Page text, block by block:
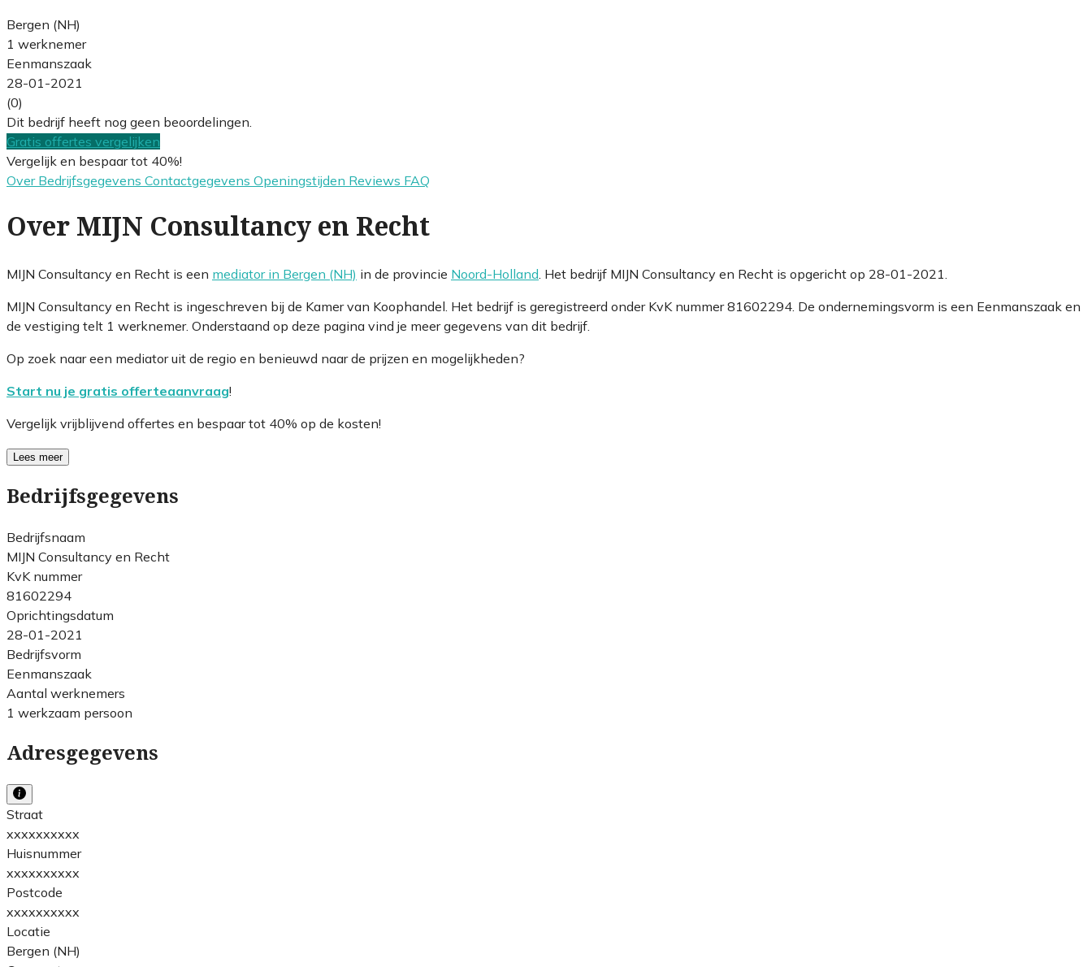
Bergen (NH)
1 werknemer
Eenmanszaak
28-01-2021
(0)
Dit bedrijf heeft nog geen beoordelingen.
Gratis offertes vergelijken
Vergelijk en bespaar tot 40%!
Over Bedrijfsgegevens Contactgegevens Openingstijden Reviews FAQ
Over MIJN Consultancy en Recht
MIJN Consultancy en Recht is een mediator in Bergen (NH) in de provincie Noord-Holland . Het bedrijf MIJN Consultancy en Recht is opgericht op 28-01-2021.
MIJN Consultancy en Recht is ingeschreven bij de Kamer van Koophandel. Het bedrijf is geregistreerd onder KvK nummer 81602294. De ondernemingsvorm is een Eenmanszaak en
de vestiging telt 1 werknemer. Onderstaand op deze pagina vind je meer gegevens van dit bedrijf.
Op zoek naar een mediator uit de regio en benieuwd naar de prijzen en mogelijkheden?
Start nu je gratis offerteaanvraag!
Vergelijk vrijblijvend offertes en bespaar tot 40% op de kosten!
Lees meer
Bedrijfsgegevens
Bedrijfsnaam
MIJN Consultancy en Recht
KvK nummer
81602294
Oprichtingsdatum
28-01-2021
Bedrijfsvorm
Eenmanszaak
Aantal werknemers
1 werkzaam persoon
Adresgegevens
Straat
xxxxxxxxxx
Huisnummer
xxxxxxxxxx
Postcode
xxxxxxxxxx
Locatie
Bergen (NH)